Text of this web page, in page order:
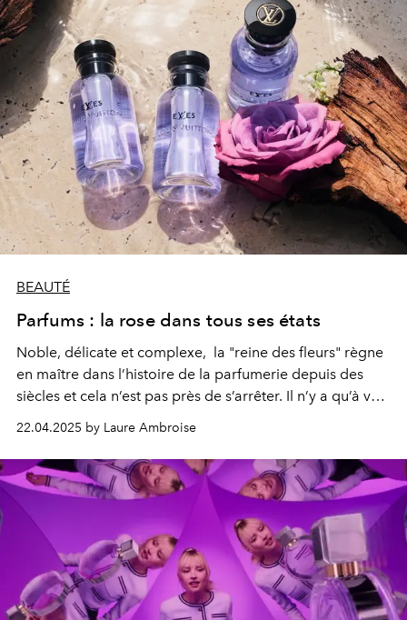
BEAUTÉ
Parfums : la rose dans tous ses états
Noble, délicate et complexe, la "reine des fleurs" règne
en maître dans l’histoire de la parfumerie depuis des
siècles et cela n’est pas près de s’arrêter. Il n’y a qu’à voir
22.04.2025 by Laure Ambroise